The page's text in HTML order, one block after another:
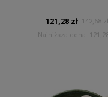
121,28 zł
142,68 zł
Najniższa cena: